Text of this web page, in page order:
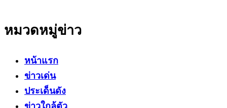
หมวดหมู่ข่าว
หน้าแรก
ข่าวเด่น
ประเด็นดัง